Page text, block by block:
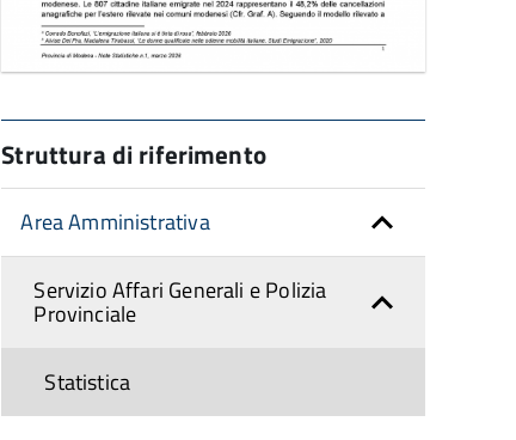
Struttura di riferimento
Area Amministrativa
Servizio Affari Generali e Polizia
Provinciale
Statistica